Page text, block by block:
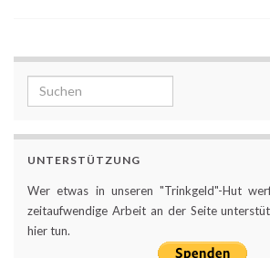
Search for:
UNTERSTÜTZUNG
Wer etwas in unseren "Trinkgeld"-Hut
zeitaufwendige Arbeit an der Seite
hier tun.